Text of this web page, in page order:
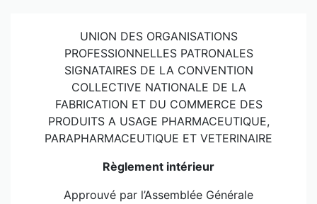
UNION DES ORGANISATIONS
PROFESSIONNELLES PATRONALES
SIGNATAIRES DE LA CONVENTION
COLLECTIVE NATIONALE DE LA
FABRICATION ET DU COMMERCE DES
PRODUITS A USAGE PHARMACEUTIQUE,
PARAPHARMACEUTIQUE ET VETERINAIRE
Règlement intérieur
Approuvé par l’Assemblée Générale